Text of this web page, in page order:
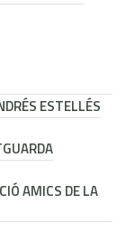
ESTELLÉS
AMICS DE LA